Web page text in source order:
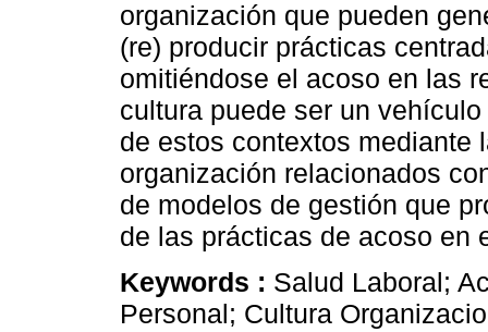
organización que pueden
(re) producir prácticas
omitiéndose el acoso en las
cultura puede ser un
de estos contextos mediante
organización relacionados
de modelos de gestión que
de las prácticas de acoso en
Keywords : Salud Laboral;
Personal; Cultura